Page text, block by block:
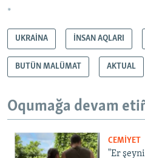
*
UKRAİNA İNSAN AQLARI
BUTÜN MALÜMAT AKTUAL
Oqumağa devam
CEMİYET
"Er